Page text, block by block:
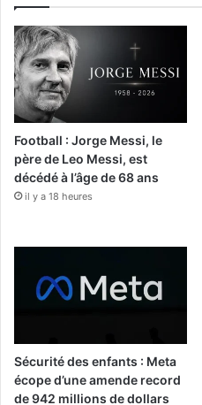
Football : Jorge Messi, le
père de Leo Messi, est
décédé à l’âge de 68 ans
il y a 18 heures
Sécurité des enfants : Meta
écope d’une amende record
de 942 millions de dollars